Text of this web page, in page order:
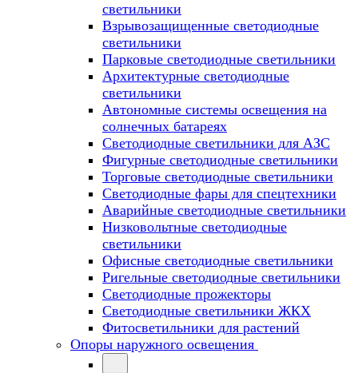
светильники
Взрывозащищенные светодиодные
светильники
Парковые светодиодные светильники
Архитектурные светодиодные
светильники
Автономные системы освещения на
солнечных батареях
Светодиодные светильники для АЗС
Фигурные светодиодные светильники
Торговые светодиодные светильники
Cветодиодные фары для спецтехники
Аварийные светодиодные светильники
Низковольтные светодиодные
светильники
Офисные светодиодные светильники
Ригельные светодиодные светильники
Светодиодные прожекторы
Светодиодные светильники ЖКХ
Фитосветильники для растений
Опоры наружного освещения